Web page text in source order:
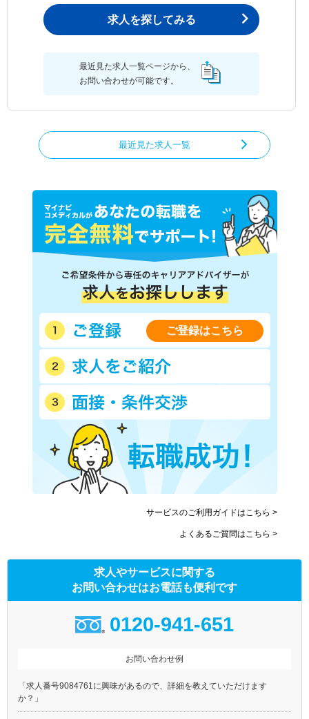
求人を探してみる
最近見た求人一覧ページから、
お問い合わせが可能です。
最近見た求人一覧
ご登録はこちら
サービスのご利用ガイドはこちら >
よくあるご質問はこちら >
求人やサービスに関する
お問い合わせはお電話も便利です
0120-941-651
お問い合わせ例
「求人番号9084761に興味があるので、詳細を教えていただけます
か？」